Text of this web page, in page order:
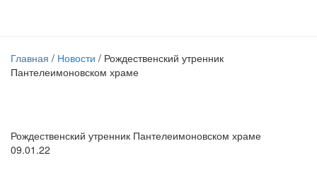
Главная / Новости / Рождественский утренник
Пантелеимоновском храме
Рождественский утренник Пантелеимоновском храме
09.01.22